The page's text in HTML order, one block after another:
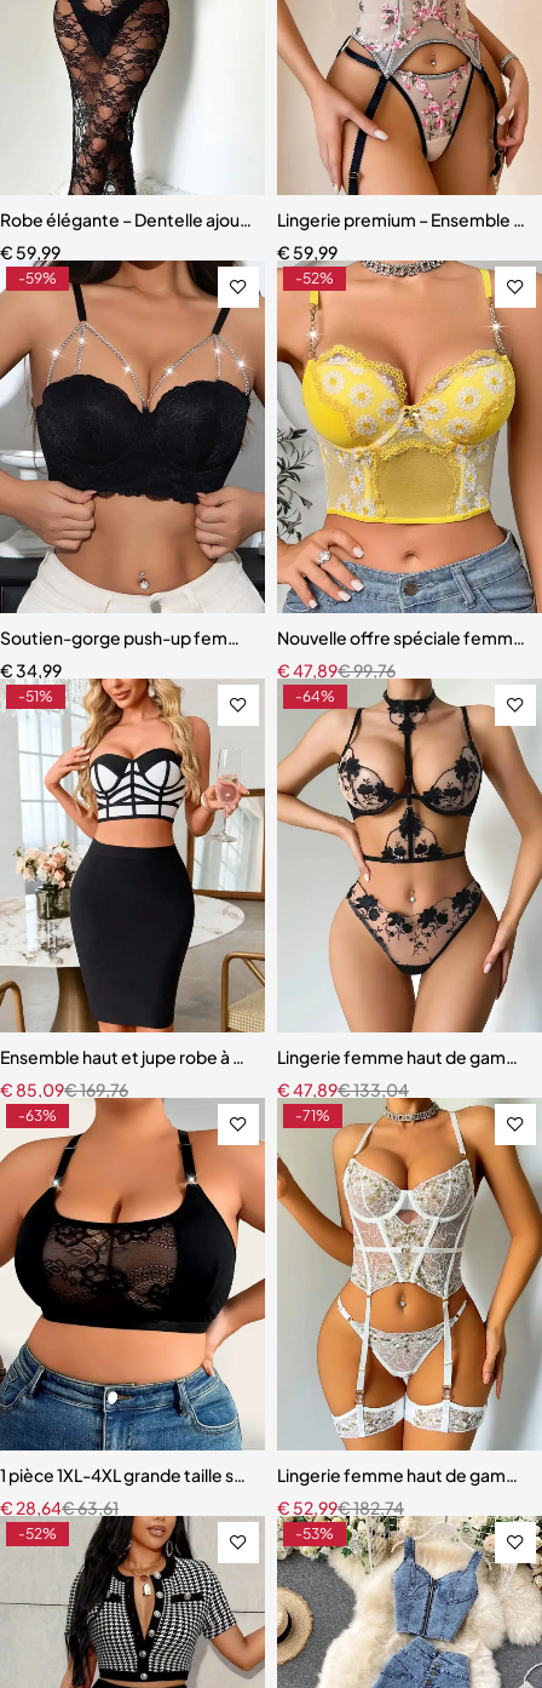
Robe élégante – Dentelle ajourée avec fente haute et effet
€ 59,99
Lingerie premium – Ensemble
€ 59,99
-59%
Soutien-gorge push-up femme en dentelle – Bonnet 3/4 orné
€34,99
-52%
Nouvelle offre spéciale femmes
€99,76
€47,89
-51%
Ensemble haut et jupe robe à bandes noir et blanc
€169,76
€ 85,09
-64%
Lingerie femme haut de
€133,04
€47,89
-63%
1 pièce 1XL-4XL grande taille soutien-gorge femme sans coussinet
€63,61
€28,64
-71%
Lingerie femme haut de
€182,74
€ 52,99
-52% -53%